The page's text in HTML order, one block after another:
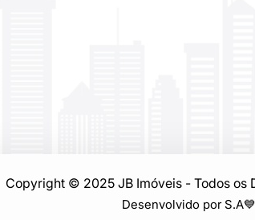
Copyright © 2025 JB Imóveis - Todos os
Desenvolvido por S.A💙